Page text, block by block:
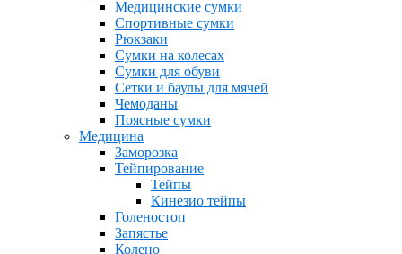
Медицинские сумки
Спортивные сумки
Рюкзаки
Сумки на колесах
Сумки для обуви
Сетки и баулы для мячей
Чемоданы
Поясные сумки
Медицина
Заморозка
Тейпирование
Тейпы
Кинезио тейпы
Голеностоп
Запястье
Колено